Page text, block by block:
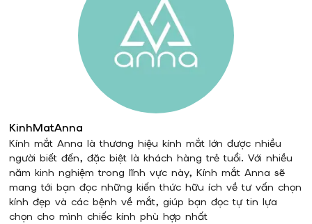
KinhMatAnna
Kính mắt Anna là thương hiệu kính mắt lớn được nhiều
người biết đến, đặc biệt là khách hàng trẻ tuổi. Với nhiều
năm kinh nghiệm trong lĩnh vực này, Kính mắt Anna sẽ
mang tới bạn đọc những kiến thức hữu ích về tư vấn chọn
kính đẹp và các bệnh về mắt, giúp bạn đọc tự tin lựa
chọn cho mình chiếc kính phù hợp nhất